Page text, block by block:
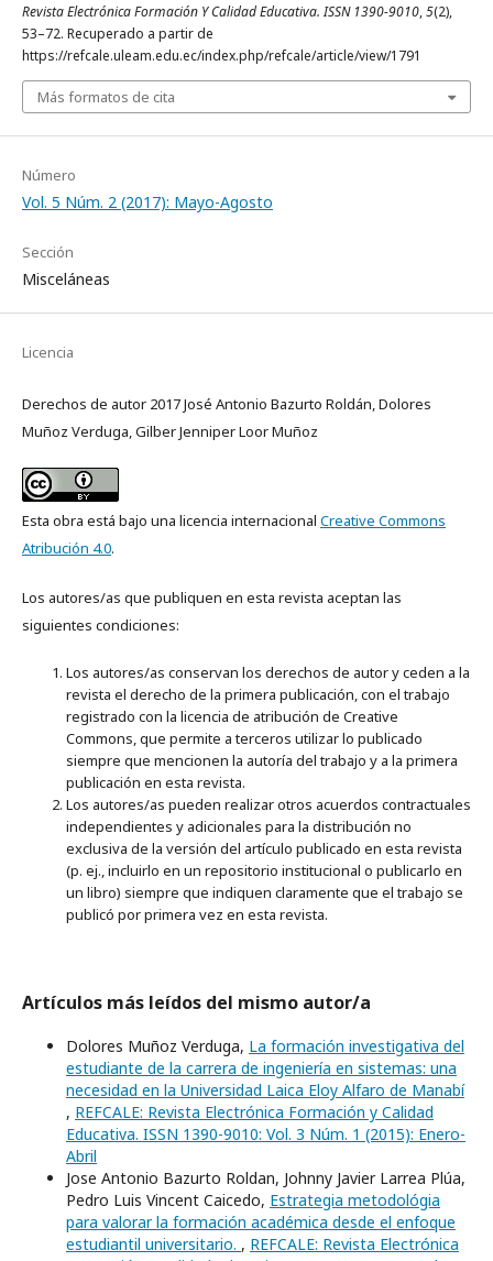
Revista Electrónica Formación Y Calidad Educativa. ISSN 1390-9010,5(2),
53–72. Recuperado a partir de
https://refcale.uleam.edu.ec/index.php/refcale/article/view/1791
Más formatos de cita
Número
Vol. 5 Núm. 2 (2017): Mayo-Agosto
Sección
Misceláneas
Licencia
Derechos de autor 2017 José Antonio Bazurto Roldán, Dolores
Muñoz Verduga, Gilber Jenniper Loor Muñoz
Esta obra está bajo una licencia internacional Creative Commons
Atribución 4.0.
Los autores/as que publiquen en esta revista aceptan las
siguientes condiciones:
Los autores/as conservan los derechos de autor y ceden a la
revista el derecho de la primera publicación, con el trabajo
registrado con la licencia de atribución de Creative
Commons, que permite a terceros utilizar lo publicado
siempre que mencionen la autoría del trabajo y a la primera
publicación en esta revista.
Los autores/as pueden realizar otros acuerdos contractuales
independientes y adicionales para la distribución no
exclusiva de la versión del artículo publicado en esta revista
(p. ej., incluirlo en un repositorio institucional o publicarlo en
un libro) siempre que indiquen claramente que el trabajo se
publicó por primera vez en esta revista.
Artículos más leídos del mismo autor/a
Dolores Muñoz Verduga, La formación investigativa del
estudiante de la carrera de ingeniería en sistemas: una
necesidad en la Universidad Laica Eloy Alfaro de Manabí
, REFCALE: Revista Electrónica Formación y Calidad
Educativa. ISSN 1390-9010: Vol. 3 Núm. 1 (2015): Enero-
Abril
Jose Antonio Bazurto Roldan, Johnny Javier Larrea Plúa,
Pedro Luis Vincent Caicedo, Estrategia metodológia
para valorar la formación académica desde el enfoque
estudiantil universitario. , REFCALE: Revista Electrónica